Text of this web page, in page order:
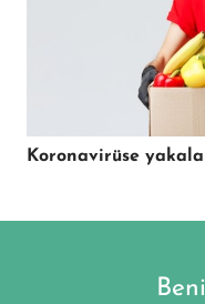
Koronavirüse